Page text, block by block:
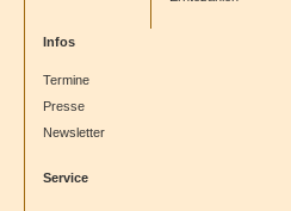
Infos
Termine
Presse
Newsletter
Service